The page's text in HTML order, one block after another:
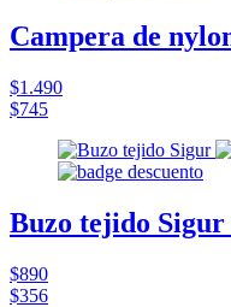
Campera de
$1.490
$745
Buzo tejido
$890
$356